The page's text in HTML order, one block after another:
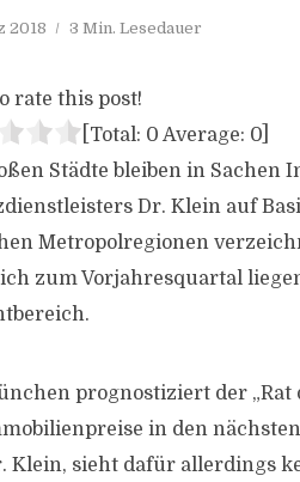
2018 3 Min. Lesedauer
rate this post!
[Total: 0 Average: 0
Städte bleiben in Sachen
Dr. Klein auf
Metropolregionen
zum Vorjahresquartal
prognostiziert der
in den
Klein, sieht dafür allerdings